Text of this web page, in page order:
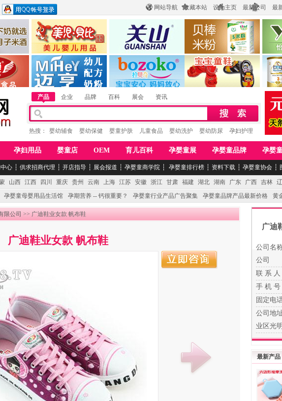
网站导航 收藏本站 设为主页 最新公司 最
米酒 惠州市美儿婴儿用品公司
湖南迈亨母婴用品有限公司
陕西关山乳业有限公司
香港欧嘻高婴童用品公司
江西贝棒儿童食品 上海
湖南
产品 企业 品牌 百科 展会 资讯
热搜： 婴幼辅食 婴幼保健 婴童护肤 儿童食品 婴幼洗护 婴幼防尿 孕妇护理
孕妇用品 婴童店 OEM 育儿百科 孕婴童展 孕婴童品牌 孕婴
心 ┆ 供求招商代理 ┆ 开店指导 ┆ 展会报道 ┆ 孕婴童商学院 ┆ 孕婴童排行榜 ┆ 资料下载 ┆ 孕婴童协会 ┆
山西 江西 四川 重庆 贵州 云南 上海 江苏 安徽 浙江 甘肃 福建 湖北 湖南 广东 广西 吉林
孕婴童母婴用品生活馆 孕期营养 -- 钙很重要？ 孕婴童行业产品广告聚集 孕婴童品牌产品最新价格 黄
限公司 >> 广迪鞋业女款 帆布鞋
广迪鞋业女款 帆布鞋
广迪
公司名
公司
联 系 人
手 机 号
固定电
公司地
业区光
最新产品